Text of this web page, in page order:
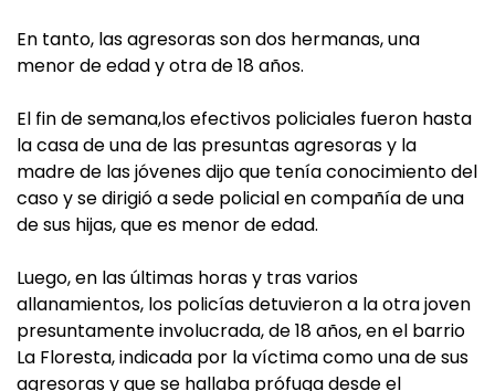
En tanto, las agresoras son dos hermanas, una
menor de edad y otra de 18 años.
El fin de semana,los efectivos policiales fueron hasta
la casa de una de las presuntas agresoras y la
madre de las jóvenes dijo que tenía conocimiento del
caso y se dirigió a sede policial en compañía de una
de sus hijas, que es menor de edad.
Luego, en las últimas horas y tras varios
allanamientos, los policías detuvieron a la otra joven
presuntamente involucrada, de 18 años, en el barrio
La Floresta, indicada por la víctima como una de sus
agresoras y que se hallaba prófuga desde el